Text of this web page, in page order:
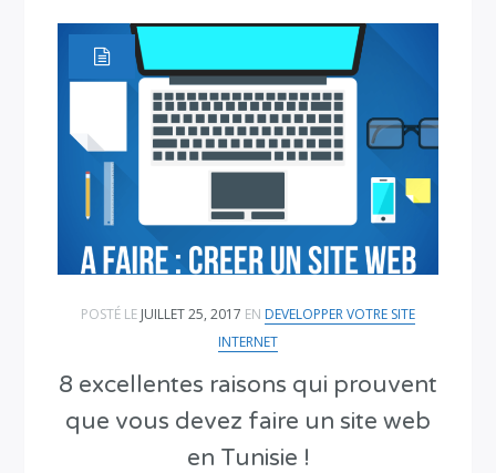
POSTÉ LE JUILLET 25, 2017 EN DEVELOPPER VOTRE SITE
INTERNET
8 excellentes raisons qui prouvent
que vous devez faire un site web
en Tunisie !